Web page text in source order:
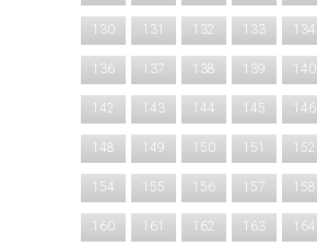
130 131 132 133 134
136 137 138 139 140
142 143 144 145 146
148 149 150 151 152
154 155 156 157 158
160 161 162 163 164